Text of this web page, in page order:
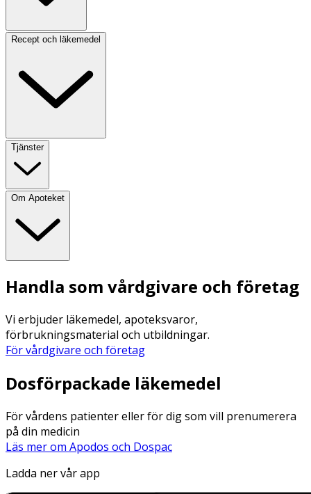
Recept och läkemedel
Tjänster
Om Apoteket
Handla som vårdgivare och företag
Vi erbjuder läkemedel, apoteksvaror,
förbrukningsmaterial och utbildningar.
För vårdgivare och företag
Dosförpackade läkemedel
För vårdens patienter eller för dig som vill prenumerera
på din medicin
Läs mer om Apodos och Dospac
Ladda ner vår app